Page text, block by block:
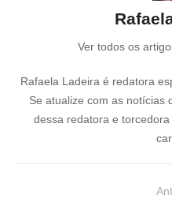
Ver todos os
Rafaela Ladeira é redatora
Se atualize com as notícias
dessa redatora e